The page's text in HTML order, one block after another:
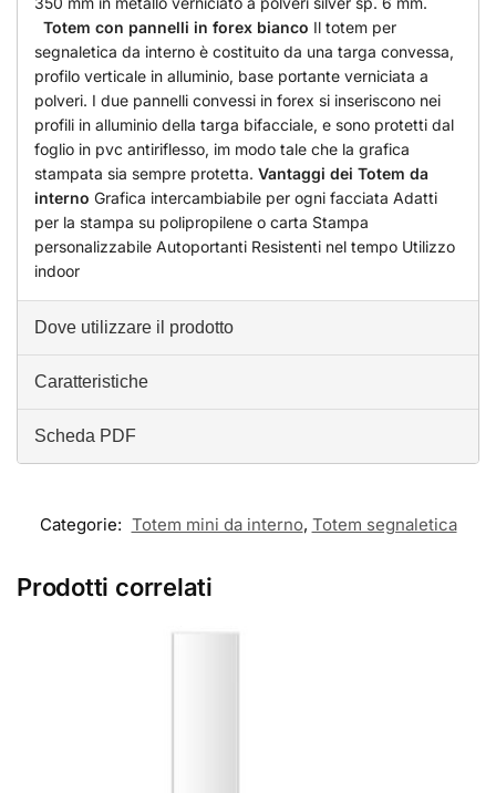
Totem con pannelli in forex bianco Il totem per
segnaletica da interno è costituito da una targa convessa,
profilo verticale in alluminio, base portante verniciata a
polveri. I due pannelli convessi in forex si inseriscono nei
profili in alluminio della targa bifacciale, e sono protetti dal
foglio in pvc antiriflesso, im modo tale che la grafica
stampata sia sempre protetta. Vantaggi dei Totem da
interno Grafica intercambiabile per ogni facciata Adatti
per la stampa su polipropilene o carta Stampa
personalizzabile Autoportanti Resistenti nel tempo Utilizzo
indoor
Dove utilizzare il prodotto
Caratteristiche
Scheda PDF
Categorie: Totem mini da interno, Totem segnaletica
Prodotti correlati